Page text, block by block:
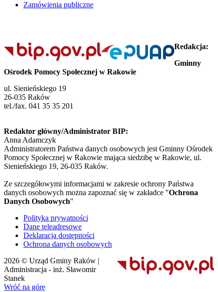
Zamówienia publiczne
Redakcja:
Gminny
Ośrodek Pomocy Społecznej w Rakowie
ul. Sienieńskiego 19
26-035 Raków
tel./fax. 041 35 35 201
Redaktor główny/Administrator BIP:
Anna Adamczyk
Administratorem Państwa danych osobowych jest Gminny Ośrodek
Pomocy Społecznej w Rakowie mająca siedzibę w Rakowie, ul.
Sienieńskiego 19, 26-035 Raków.
Ze szczegółowymi informacjami w zakresie ochrony Państwa
danych osobowych można zapoznać się w zakładce "Ochrona
Danych Osobowych"
Polityka prywatności
Dane teleadresowe
Deklaracja dostępności
Ochrona danych osobowych
2026 © Urząd Gminy Raków |
Administracja - inż. Sławomir
Stanek
Wróć na górę